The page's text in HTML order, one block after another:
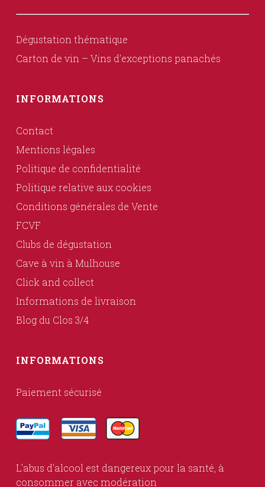
Dégustation thématique
Carton de vin – Vins d’exceptions panachés
INFORMATIONS
Contact
Mentions légales
Politique de confidentialité
Politique relative aux cookies
Conditions générales de Vente
FCVF
Clubs de dégustation
Cave à vin à Mulhouse
Click and collect
Informations de livraison
Blog du Clos 3/4
INFORMATIONS
Paiement sécurisé
L’abus d’alcool est dangereux pour la santé, à
consommer avec modération